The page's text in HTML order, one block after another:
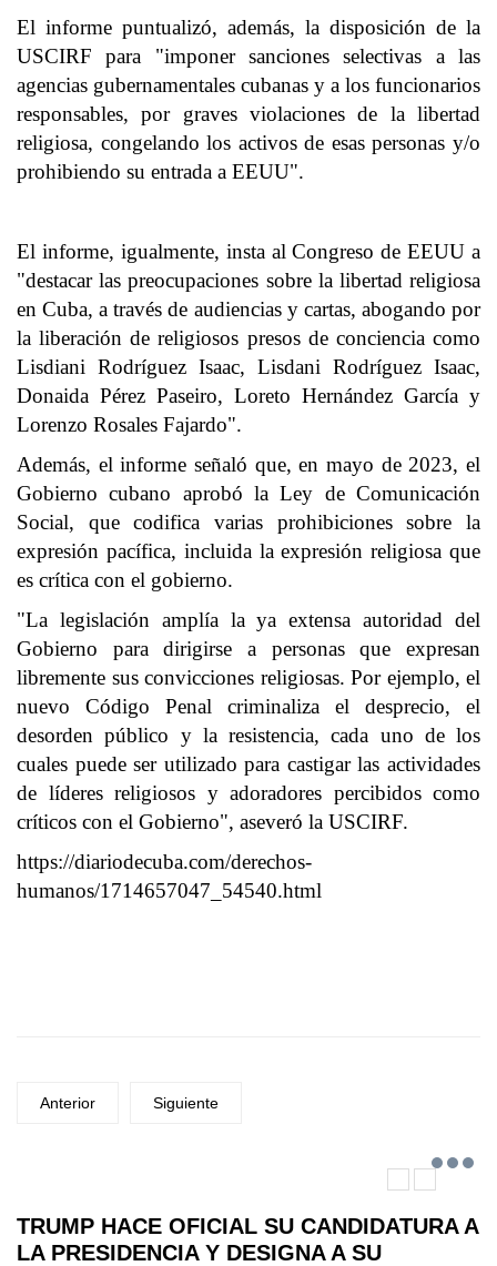
El informe puntualizó, además, la disposición de la
USCIRF para "imponer sanciones selectivas a las
agencias gubernamentales cubanas y a los funcionarios
responsables, por graves violaciones de la libertad
religiosa, congelando los activos de esas personas y/o
prohibiendo su entrada a EEUU".
El informe, igualmente, insta al Congreso de EEUU a
"destacar las preocupaciones sobre la libertad religiosa
en Cuba, a través de audiencias y cartas, abogando por
la liberación de religiosos presos de conciencia como
Lisdiani Rodríguez Isaac, Lisdani Rodríguez Isaac,
Donaida Pérez Paseiro, Loreto Hernández García y
Lorenzo Rosales Fajardo".
Además, el informe señaló que, en mayo de 2023, el
Gobierno cubano aprobó la Ley de Comunicación
Social, que codifica varias prohibiciones sobre la
expresión pacífica, incluida la expresión religiosa que
es crítica con el gobierno.
"La legislación amplía la ya extensa autoridad del
Gobierno para dirigirse a personas que expresan
libremente sus convicciones religiosas. Por ejemplo, el
nuevo Código Penal criminaliza el desprecio, el
desorden público y la resistencia, cada uno de los
cuales puede ser utilizado para castigar las actividades
de líderes religiosos y adoradores percibidos como
críticos con el Gobierno", aseveró la USCIRF.
https://diariodecuba.com/derechos-
humanos/1714657047_54540.html
Anterior Siguiente
TRUMP HACE OFICIAL SU CANDIDATURA A
LA PRESIDENCIA Y DESIGNA A SU